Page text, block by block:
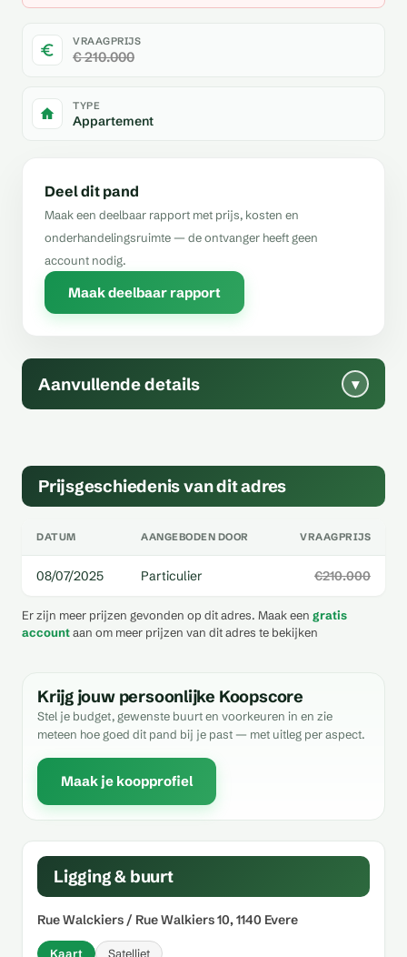
VRAAGPRIJS
€ 210.000
TYPE
Appartement
Deel dit pand
Maak een deelbaar rapport met prijs, kosten en
onderhandelingsruimte — de ontvanger heeft geen
account nodig.
Maak deelbaar rapport
Aanvullende details ▾
Prijsgeschiedenis van dit adres
DATUM AANGEBODEN DOOR VRAAGPRIJS
08/07/2025 Particulier €210.000
Er zijn meer prijzen gevonden op dit adres. Maak een gratis
accountaan om meer prijzen van dit adres te bekijken
Krijg jouw persoonlijke Koopscore
Stel je budget, gewenste buurt en voorkeuren in en zie
meteen hoe goed dit pand bij je past — met uitleg per aspect.
Maak je koopprofiel
Ligging & buurt
Rue Walckiers / Rue Walkiers 10, 1140 Evere
Kaart Satelliet